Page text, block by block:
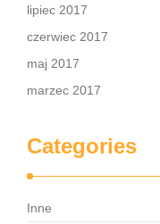
lipiec 2017
czerwiec 2017
maj 2017
marzec 2017
Categories
Inne